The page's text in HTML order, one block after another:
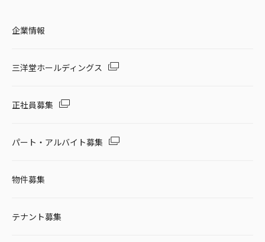
企業情報
三洋堂ホールディングス
正社員募集
パート・アルバイト募集
物件募集
テナント募集